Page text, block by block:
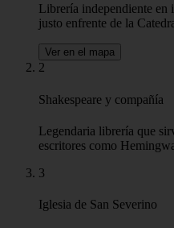
Librería independiente en
justo enfrente de la
Ver en el mapa
2
Shakespeare y compañía
Legendaria librería que
escritores como
3
Iglesia de San Severino